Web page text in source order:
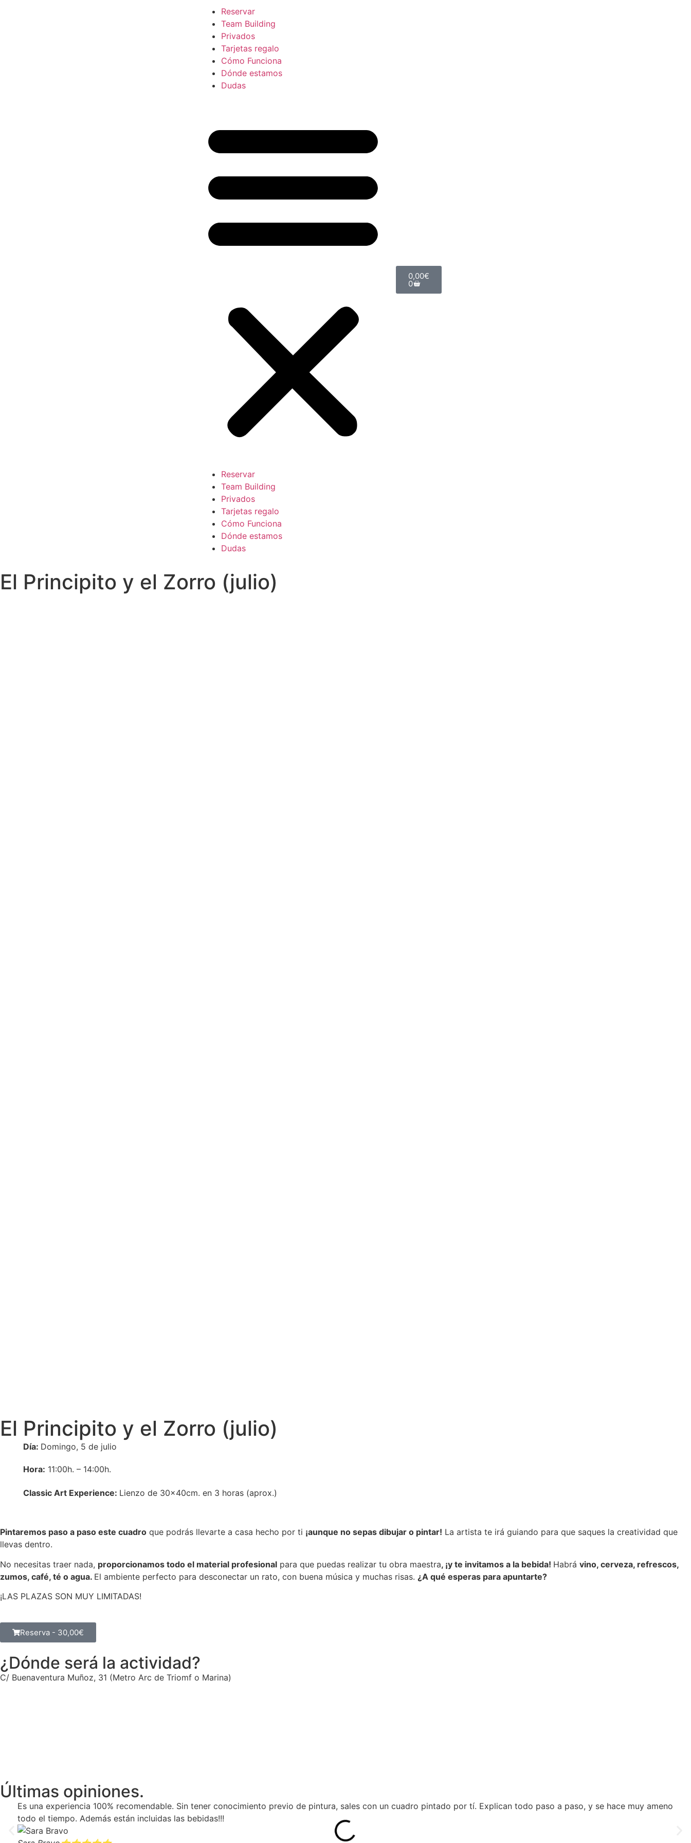
Reservar
Team Building
Privados
Tarjetas regalo
Cómo Funciona
Dónde estamos
Dudas
Reservar
Team Building
Privados
Tarjetas regalo
Cómo Funciona
Dónde estamos
Dudas
0,00€
0
El Principito y el Zorro (julio)
El Principito y el Zorro (julio)
Día: Domingo, 5 de julio
Hora: 11:00h. – 14:00h.
Classic Art Experience: Lienzo de 30x40cm. en 3 horas (aprox.)
Pintaremos paso a paso este cuadro que podrás llevarte a casa hecho por ti ¡aunque no sepas dibujar o pintar! La artista te irá guiando para que saques la creatividad que
llevas dentro.
No necesitas traer nada, proporcionamos todo el material profesional para que puedas realizar tu obra maestra, ¡y te invitamos a la bebida! Habrá vino, cerveza, refrescos,
zumos, café, té o agua. El ambiente perfecto para desconectar un rato, con buena música y muchas risas. ¿A qué esperas para apuntarte?
¡LAS PLAZAS SON MUY LIMITADAS!
Reserva - 30,00€
¿Dónde será la actividad?
C/ Buenaventura Muñoz, 31 (Metro Arc de Triomf o Marina)
Últimas opiniones.
Es una experiencia 100% recomendable. Sin tener conocimiento previo de pintura, sales con un cuadro pintado por tí. Explican todo paso a paso, y se hace muy ameno
todo el tiempo. Además están incluidas las bebidas!!!